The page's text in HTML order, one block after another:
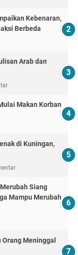
Kebenaran,
Berbeda
Arab dan
Makan Korban
di Kuningan,
Siang
Mampu Merubah
Meninggal